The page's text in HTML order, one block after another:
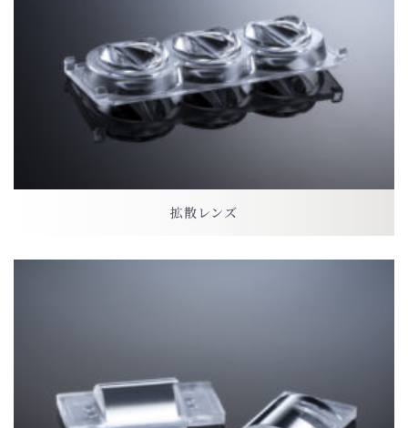
拡散レンズ